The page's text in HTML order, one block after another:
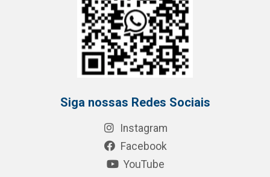
Siga nossas Redes Sociais
Instagram
Facebook
YouTube